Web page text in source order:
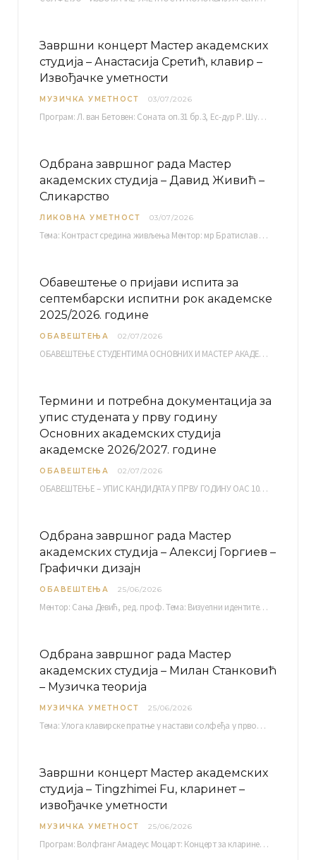
Завршни концерт Мастер академских
студија – Анастасија Сретић, клавир –
Извођачке уметности
МУЗИЧКА УМЕТНОСТ 03/07/2026
Програм: Л. ван Бетовен: Соната оп.31 бр.3, Ес-дур Р. Шуман: Бечки карневал оп.26 К. Дебиси:…
Одбрана завршног рада Мастер
академских студија – Давид Живић –
Сликарство
ЛИКОВНА УМЕТНОСТ 03/07/2026
Тема: Контраст средина живљења Ментор: мр Братислав Башић, редовни професор Среда, 08.07.2026. у…
Обавештење о пријави испита за
септембарски испитни рок академске
2025/2026. године
ОБАВЕШТЕЊА 02/07/2026
ОБАВЕШТЕЊЕ СТУДЕНТИМА ОСНОВНИХ И МАСТЕР АКАДЕМСКИХ СТУДИЈА ЕЛЕКТРОНСКА ПРИЈАВА ИСПИТА за септембарски испитни рок за…
Термини и потребна документација за
упис студената у прву годину
Основних академских студија
академске 2026/2027. године
ОБАВЕШТЕЊА 02/07/2026
ОБАВЕШТЕЊЕ – УПИС КАНДИДАТА У ПРВУ ГОДИНУ ОАС 10, 13, 14, 15. и…
Одбрана завршног рада Мастер
академских студија – Алексиј Горгиев –
Графички дизајн
ОБАВЕШТЕЊА 25/06/2026
Ментор: Сања Девић, ред. проф. Тема: Визуелни идентитет линије нутриционистичких производа Vita+: Од амбалаже до мултимедијалне комуникације Петак, 03. 07.…
Одбрана завршног рада Мастер
академских студија – Милан Станковић
– Музичка теорија
МУЗИЧКА УМЕТНОСТ 25/06/2026
Тема: Улога клавирске пратње у настави солфеђа у првом циклусу основне музичке школе Ментор…
Завршни концерт Мастер академских
студија – Tingzhimei Fu, кларинет –
извођачке уметности
МУЗИЧКА УМЕТНОСТ 25/06/2026
Програм: Волфганг Амадеус Моцарт: Концерт за кларинет и оркестар, А-дур Ментор Милош Мијатовић, редовни…